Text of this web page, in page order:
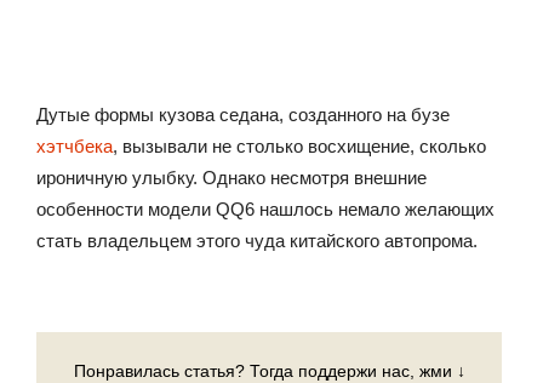
Дутые формы кузова седана, созданного на бузе
хэтчбека, вызывали не столько восхищение, сколько
ироничную улыбку. Однако несмотря внешние
особенности модели QQ6 нашлось немало желающих
стать владельцем этого чуда китайского автопрома.
Понравилась статья? Тогда поддержи нас, жми ↓